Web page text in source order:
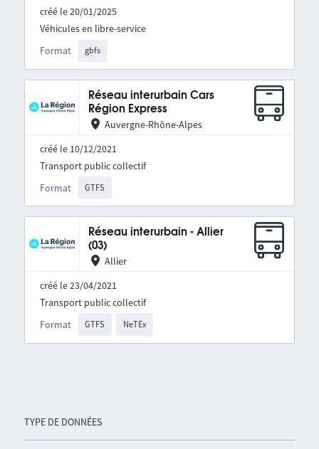
TYPE DE DONNÉES
créé le 20/01/2025
Format gbfs
Véhicules en libre-service
Réseau interurbain Cars
Région Express
Auvergne-Rhône-Alpes
créé le 10/12/2021
Format GTFS
Transport public collectif
Réseau interurbain - Allier
(03)
Allier
créé le 23/04/2021
Format GTFS NeTEx
Transport public collectif